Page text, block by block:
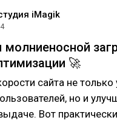
iMagik
🚀
сайта не только
но и
Вот